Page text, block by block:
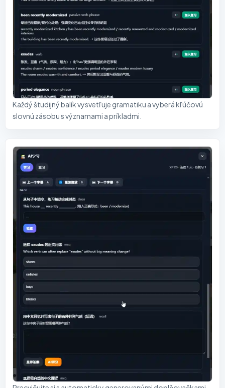
Každý študijný balík vysvetľuje gramatiku a vyberá kľúčovú
slovnú zásobu s významami a príkladmi.